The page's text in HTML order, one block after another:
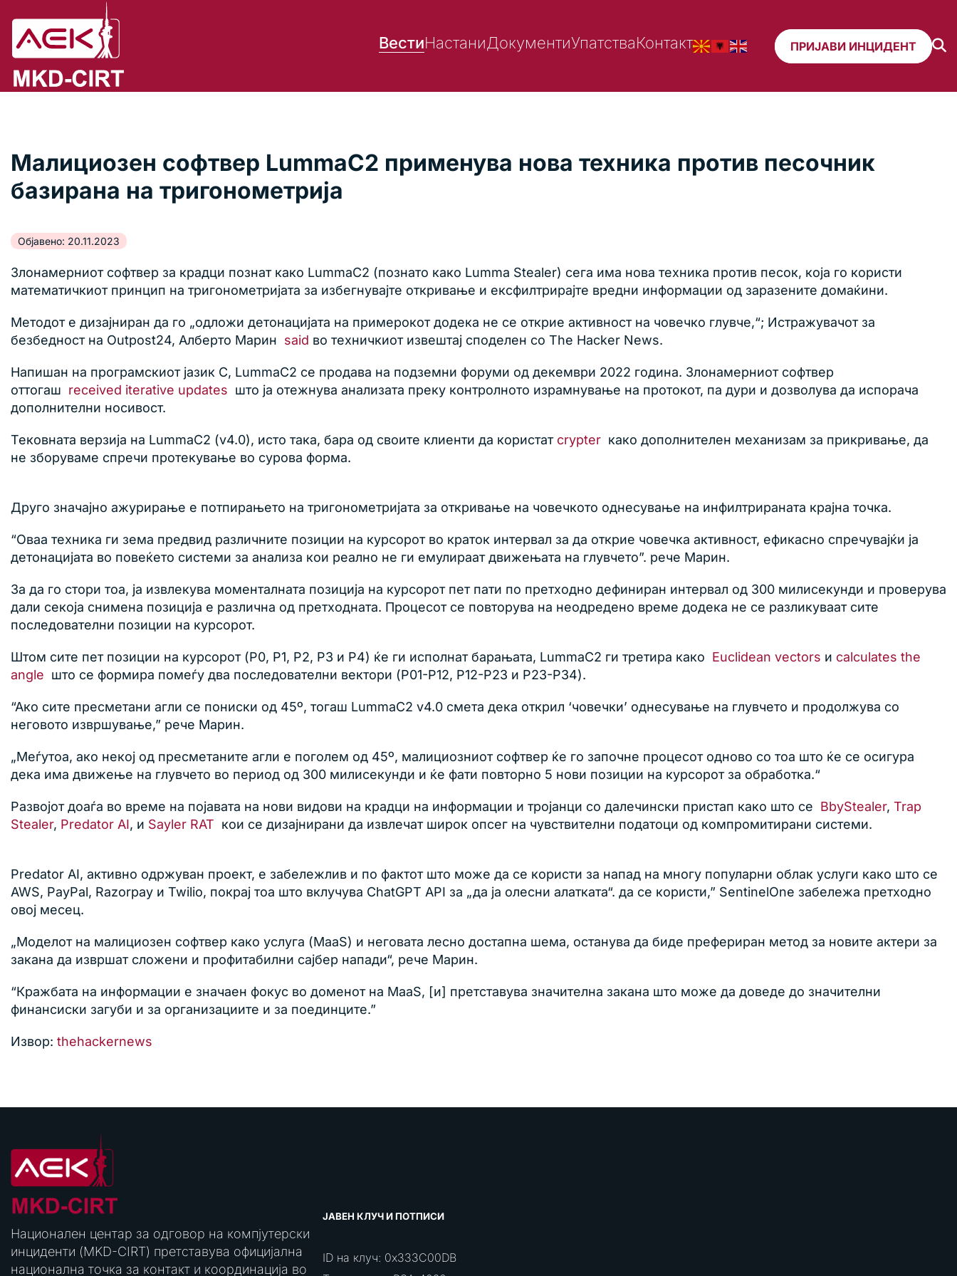
ВестиНастаниДокументиУпатстваКонтакт ПРИЈАВИ ИНЦИДЕНТ
Малициозен софтвер LummaC2 применува нова техника против песочник
базирана на тригонометрија
Објавено: 20.11.2023
Злонамерниот софтвер за крадци познат како LummaC2 (познато како Lumma Stealer) сега има нова техника против песок, која го користи
математичкиот принцип на тригонометријата за избегнувајте откривање и ексфилтрирајте вредни информации од заразените домаќини.
Методот е дизајниран да го „одложи детонацијата на примерокот додека не се открие активност на човечко глувче,“; Истражувачот за
безбедност на Outpost24, Алберто Марин said во техничкиот извештај споделен со The Hacker News.
Напишан на програмскиот јазик C, LummaC2 се продава на подземни форуми од декември 2022 година. Злонамерниот софтвер
оттогаш received iterative updates што ја отежнува анализата преку контролното израмнување на протокот, па дури и дозволува да испорача
дополнителни носивост.
Тековната верзија на LummaC2 (v4.0), исто така, бара од своите клиенти да користат crypter како дополнителен механизам за прикривање, да
не зборуваме спречи протекување во сурова форма.
Друго значајно ажурирање е потпирањето на тригонометријата за откривање на човечкото однесување на инфилтрираната крајна точка.
“Оваа техника ги зема предвид различните позиции на курсорот во краток интервал за да открие човечка активност, ефикасно спречувајќи ја
детонацијата во повеќето системи за анализа кои реално не ги емулираат движењата на глувчето”. рече Марин.
За да го стори тоа, ја извлекува моменталната позиција на курсорот пет пати по претходно дефиниран интервал од 300 милисекунди и проверува
дали секоја снимена позиција е различна од претходната. Процесот се повторува на неодредено време додека не се разликуваат сите
последователни позиции на курсорот.
Штом сите пет позиции на курсорот (P0, P1, P2, P3 и P4) ќе ги исполнат барањата, LummaC2 ги третира како Euclidean vectors и calculates the
angle што се формира помеѓу два последователни вектори (P01-P12, P12-P23 и P23-P34).
“Ако сите пресметани агли се пониски од 45º, тогаш LummaC2 v4.0 смета дека открил ‘човечки’ однесување на глувчето и продолжува со
неговото извршување,” рече Марин.
„Меѓутоа, ако некој од пресметаните агли е поголем од 45º, малициозниот софтвер ќе го започне процесот одново со тоа што ќе се осигура
дека има движење на глувчето во период од 300 милисекунди и ќе фати повторно 5 нови позиции на курсорот за обработка.“
Развојот доаѓа во време на појавата на нови видови на крадци на информации и тројанци со далечински пристап како што се BbyStealer, Trap
Stealer, Predator AI, и Sayler RAT кои се дизајнирани да извлечат широк опсег на чувствителни податоци од компромитирани системи.
Predator AI, активно одржуван проект, е забележлив и по фактот што може да се користи за напад на многу популарни облак услуги како што се
AWS, PayPal, Razorpay и Twilio, покрај тоа што вклучува ChatGPT API за „да ја олесни алатката“. да се користи,” SentinelOne забележа претходно
овој месец.
„Моделот на малициозен софтвер како услуга (MaaS) и неговата лесно достапна шема, останува да биде префериран метод за новите актери за
закана да извршат сложени и профитабилни сајбер напади“, рече Марин.
“Кражбата на информации е значаен фокус во доменот на MaaS, [и] претставува значителна закана што може да доведе до значителни
финансиски загуби и за организациите и за поединците.”
Извор: thehackernews
Национален центар за одговор на компјутерски
инциденти (MKD-CIRT) претставува официјална
национална точка за контакт и координација во
ЈАВЕН КЛУЧ И ПОТПИСИ
ID на клуч: 0x333C00DB